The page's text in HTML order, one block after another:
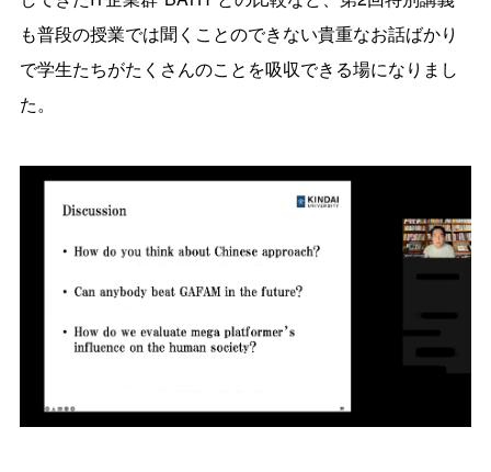
も普段の授業では聞くことのできない貴重なお話ばかり
で学生たちがたくさんのことを吸収できる場になりまし
た。